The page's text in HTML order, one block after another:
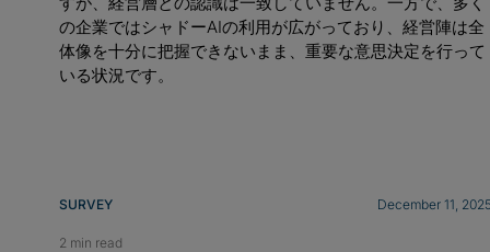
の企業ではシャドーAIの利用が広がっており、経営陣は全
体像を十分に把握できないまま、重要な意思決定を行って
いる状況です。
SURVEY December 11,
2 min read